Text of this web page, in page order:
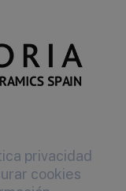
privacidad
cookies